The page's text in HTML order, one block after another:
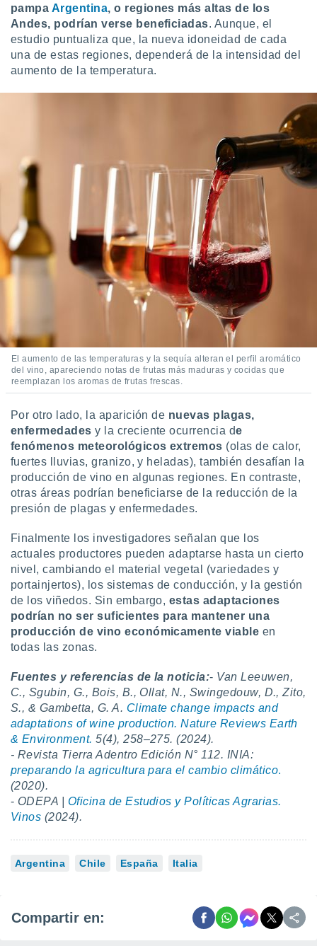
pampa Argentina, o regiones más altas de los
Andes, podrían verse beneficiadas. Aunque, el
estudio puntualiza que, la nueva idoneidad de cada
una de estas regiones, dependerá de la intensidad del
aumento de la temperatura.
El aumento de las temperaturas y la sequía alteran el perfil aromático
del vino, apareciendo notas de frutas más maduras y cocidas que
reemplazan los aromas de frutas frescas.
Por otro lado, la aparición de nuevas plagas,
enfermedadesy la creciente ocurrencia de
fenómenos meteorológicos extremos (olas de calor,
fuertes lluvias, granizo, y heladas), también desafían la
producción de vino en algunas regiones. En contraste,
otras áreas podrían beneficiarse de la reducción de la
presión de plagas y enfermedades.
Finalmente los investigadores señalan que los
actuales productores pueden adaptarse hasta un cierto
nivel, cambiando el material vegetal (variedades y
portainjertos), los sistemas de conducción, y la gestión
de los viñedos. Sin embargo, estas adaptaciones
podrían no ser suficientes para mantener una
producción de vino económicamente viable en
todas las zonas.
Fuentes y referencias de la noticia:- Van Leeuwen,
C., Sgubin, G., Bois, B., Ollat, N., Swingedouw, D., Zito,
S., & Gambetta, G. A. Climate change impacts and
adaptations of wine production. Nature Reviews Earth
& Environment. 5(4), 258–275. (2024).
- Revista Tierra Adentro Edición N° 112. INIA:
preparando la agricultura para el cambio climático.
(2020).
- ODEPA | Oficina de Estudios y Políticas Agrarias.
Vinos (2024).
Argentina Chile España Italia
Compartir en: